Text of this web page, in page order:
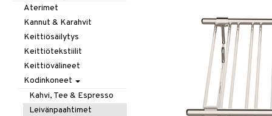
Aterimet
Kannut & Karahvit
Keittiösäilytys
Keittiötekstiilit
Keittiövälineet
Kodinkoneet
Kahvi, Tee & Espresso
Leivänpaahtimet